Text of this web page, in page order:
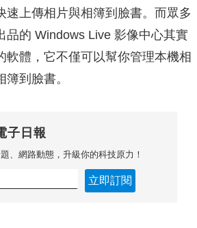
速上傳相片與相簿到臉書。而眾多
品的 Windows Live 影像中心其實
軟體，它不僅可以幫你管理本機相
到臉書。
子日報
、網路動態，升級你的科技原力！
立即訂閱